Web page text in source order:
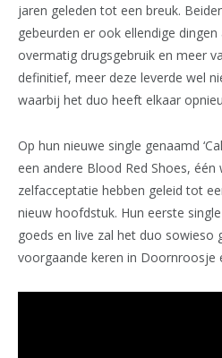
jaren geleden tot een breuk.
gebeurden er ook ellendige
overmatig drugsgebruik en meer
definitief, meer deze leverde wel
waarbij het duo heeft elkaar
Op hun nieuwe single genaamd
een andere Blood Red Shoes, één
zelfacceptatie hebben geleid tot
nieuw hoofdstuk. Hun eerste single
goeds en live zal het duo sowieso
voorgaande keren in Doornroosje